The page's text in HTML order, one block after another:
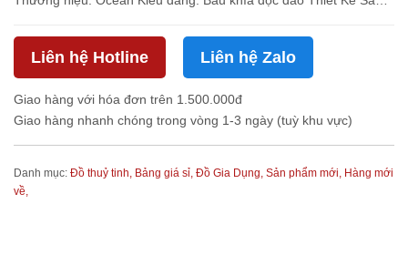
trong...
Liên hệ Hotline Liên hệ Zalo
Giao hàng với hóa đơn trên 1.500.000đ
Giao hàng nhanh chóng trong vòng 1-3 ngày (tuỳ khu vực)
Danh mục: Đồ thuỷ tinh, Bảng giá sỉ, Đồ Gia Dụng, Sản phẩm mới, Hàng mới
về,